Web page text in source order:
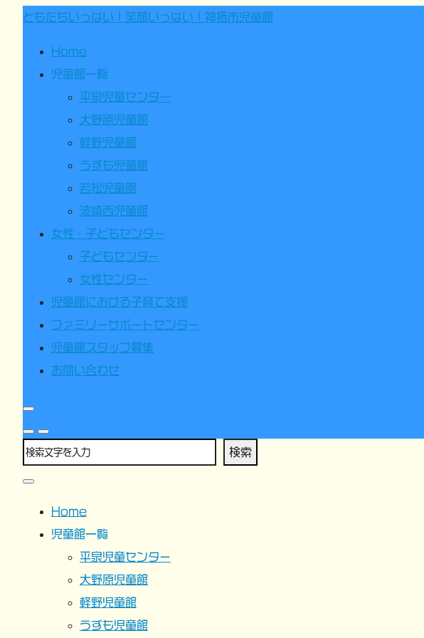
ともだちいっぱい！笑顔いっぱい！神栖市児童館
Home
児童館一覧
平泉児童センター
大野原児童館
軽野児童館
うずも児童館
若松児童館
波崎西児童館
女性・子どもセンター
子どもセンター
女性センター
児童館における子育て支援
ファミリーサポートセンター
児童館スタッフ募集
お問い合わせ
検索
Home
児童館一覧
平泉児童センター
大野原児童館
軽野児童館
うずも児童館